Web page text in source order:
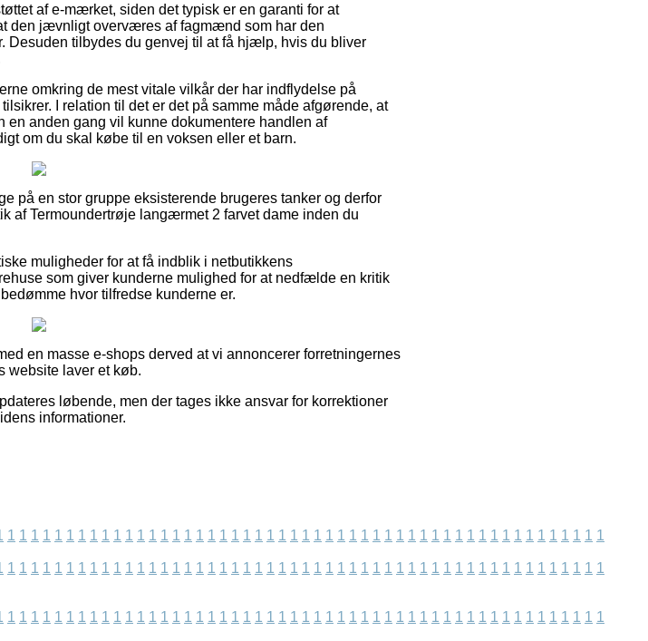
af e-mærket, siden det typisk er en garanti for at
den jævnligt overværes af fagmænd som har den
tilbydes du genvej til at få hjælp, hvis du bliver
omkring de mest vitale vilkår der har indflydelse på
I relation til det er det på samme måde afgørende, at
en anden gang vil kunne dokumentere handlen af
om du skal købe til en voksen eller et barn.
på en stor gruppe eksisterende brugeres tanker og derfor
af Termoundertrøje langærmet 2 farvet dame inden du
muligheder for at få indblik i netbutikkens
som giver kunderne mulighed for at nedfælde en kritik
hvor tilfredse kunderne er.
en masse e-shops derved at vi annoncerer forretningernes
website laver et køb.
løbende, men der tages ikke ansvar for korrektioner
informationer.
1 1 1 1 1 1 1 1 1 1 1 1 1 1 1 1 1 1 1 1 1 1 1 1 1 1 1 1 1 1 1 1 1 1 1 1 1 1 1 1 1 1 1 1 1 1 1 1 1 1 1
1 1 1 1 1 1 1 1 1 1 1 1 1 1 1 1 1 1 1 1 1 1 1 1 1 1 1 1 1 1 1 1 1 1 1 1 1 1 1 1 1 1 1 1 1 1 1 1 1 1 1
1 1 1 1 1 1 1 1 1 1 1 1 1 1 1 1 1 1 1 1 1 1 1 1 1 1 1 1 1 1 1 1 1 1 1 1 1 1 1 1 1 1 1 1 1 1 1 1 1 1 1